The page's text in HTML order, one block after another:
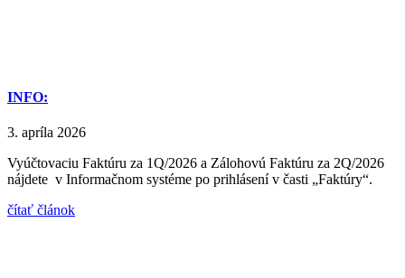
INFO:
3. apríla 2026
Vyúčtovaciu Faktúru za 1Q/2026 a Zálohovú Faktúru za 2Q/2026
nájdete v Informačnom systéme po prihlásení v časti „Faktúry“.
čítať článok